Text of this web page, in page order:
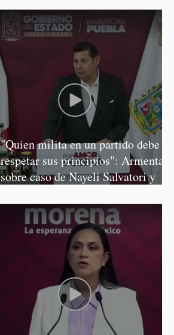
"Quien milita en un partido debe
respetar sus principios": Armenta,
sobre caso de Nayeli Salvatori y